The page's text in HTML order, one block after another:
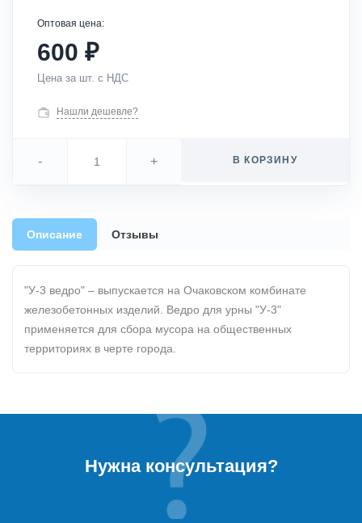
Оптовая цена:
600 ₽
Цена за шт. с НДС
Нашли дешевле?
- + В КОРЗИНУ
Описание Отзывы
"У-3 ведро" – выпускается на Очаковском комбинате
железобетонных изделий. Ведро для урны "У-3"
применяется для сбора мусора на общественных
территориях в черте города.
Нужна консультация?